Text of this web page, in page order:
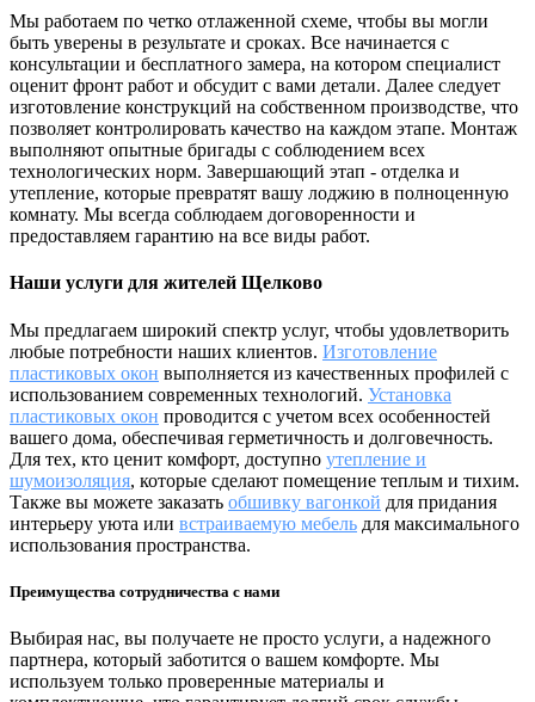
Мы работаем по четко отлаженной схеме, чтобы вы могли
быть уверены в результате и сроках. Все начинается с
консультации и бесплатного замера, на котором специалист
оценит фронт работ и обсудит с вами детали. Далее следует
изготовление конструкций на собственном производстве, что
позволяет контролировать качество на каждом этапе. Монтаж
выполняют опытные бригады с соблюдением всех
технологических норм. Завершающий этап - отделка и
утепление, которые превратят вашу лоджию в полноценную
комнату. Мы всегда соблюдаем договоренности и
предоставляем гарантию на все виды работ.
Наши услуги для жителей Щелково
Мы предлагаем широкий спектр услуг, чтобы удовлетворить
любые потребности наших клиентов. Изготовление
пластиковых окон выполняется из качественных профилей с
использованием современных технологий. Установка
пластиковых окон проводится с учетом всех особенностей
вашего дома, обеспечивая герметичность и долговечность.
Для тех, кто ценит комфорт, доступно утепление и
шумоизоляция, которые сделают помещение теплым и тихим.
Также вы можете заказать обшивку вагонкой для придания
интерьеру уюта или встраиваемую мебель для максимального
использования пространства.
Преимущества сотрудничества с нами
Выбирая нас, вы получаете не просто услуги, а надежного
партнера, который заботится о вашем комфорте. Мы
используем только проверенные материалы и